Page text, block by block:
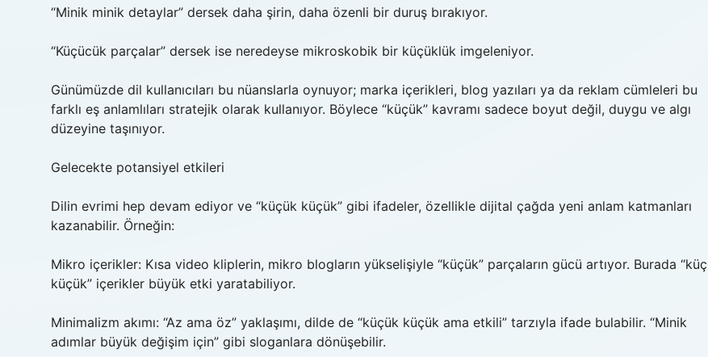
“Minik minik detaylar” dersek daha şirin, daha özenli bir duruş bırakıyor.
“Küçücük parçalar” dersek ise neredeyse mikroskobik bir küçüklük imgeleniyor.
Günümüzde dil kullanıcıları bu nüanslarla oynuyor; marka içerikleri, blog yazıları ya da reklam cümleleri bu
farklı eş anlamlıları stratejik olarak kullanıyor. Böylece “küçük” kavramı sadece boyut değil, duygu ve algı
düzeyine taşınıyor.
Gelecekte potansiyel etkileri
Dilin evrimi hep devam ediyor ve “küçük küçük” gibi ifadeler, özellikle dijital çağda yeni anlam katmanları
kazanabilir. Örneğin:
Mikro içerikler: Kısa video kliplerin, mikro blogların yükselişiyle “küçük” parçaların gücü artıyor. Burada
küçük” içerikler büyük etki yaratabiliyor.
Minimalizm akımı: “Az ama öz” yaklaşımı, dilde de “küçük küçük ama etkili” tarzıyla ifade bulabilir. “Minik
adımlar büyük değişim için” gibi sloganlara dönüşebilir.